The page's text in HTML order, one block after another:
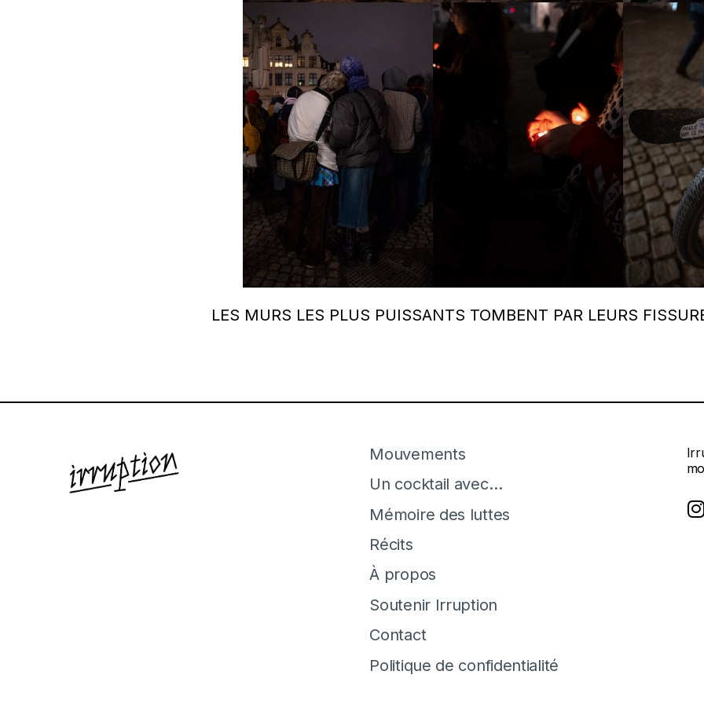
LES MURS LES PLUS PUISSANTS TOMBENT PAR LEURS
Mouvements
Un cocktail avec…
Mémoire des luttes
Récits
À propos
Soutenir Irruption
Contact
Politique de confidentialité